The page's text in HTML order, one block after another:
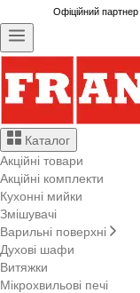
Офіційний партнер
Каталог
Акційні товари
Акційні комплекти
Кухонні мийки
Змішувачі
Варильні поверхні
Духові шафи
Витяжки
Мікрохвильові печі